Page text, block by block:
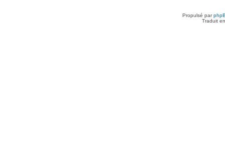
Propulsé par
Traduit